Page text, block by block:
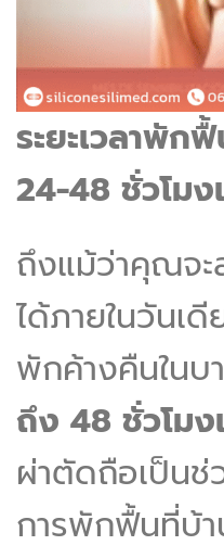
ระยะเวลาพัก
24-48 ชั่วโมง
ถึงแม้ว่าคุณจะ
ได้ภายในวันเ
พักค้างคืนใน
ถึง 48 ชั่วโม
ผ่าตัดถือเป็น
การพักฟื้นที่บ้า